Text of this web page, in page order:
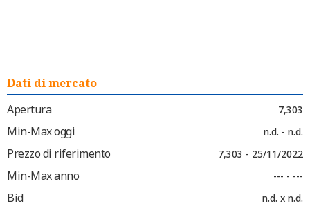
Dati di mercato
Apertura
7,303
Min-Max oggi n.d. - n.d.
Prezzo di riferimento 7,303 - 25/11/2022
Min-Max anno --- - ---
Bid n.d. x n.d.